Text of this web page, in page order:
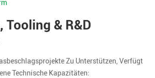
Tooling & R&D
Zu Unterstützen, Verfügt
Technische Kapazitäten: